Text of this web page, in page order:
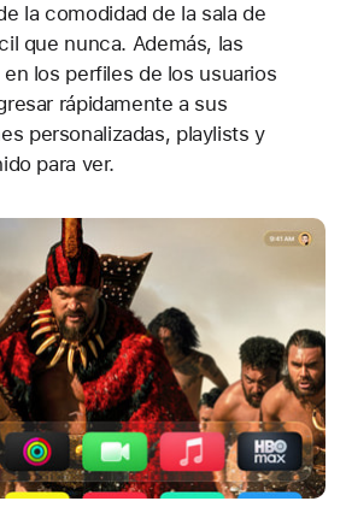
la comodidad de la sala de
que nunca. Además, las
los perfiles de los usuarios
rápidamente a sus
personalizadas, playlists y
para ver.